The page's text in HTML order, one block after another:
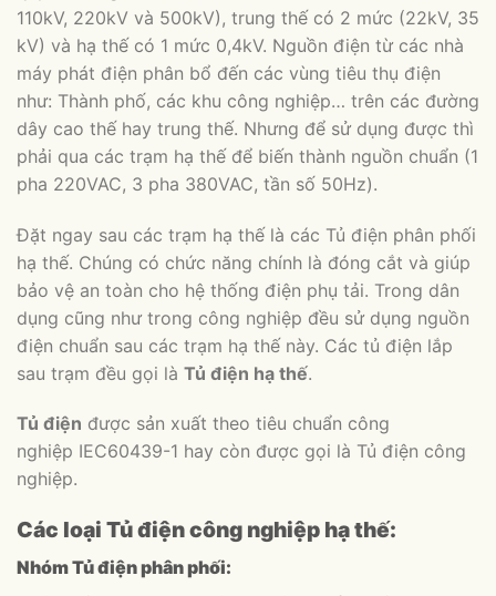
110kV, 220kV và 500kV), trung thế có 2 mức (22kV, 35
kV) và hạ thế có 1 mức 0,4kV. Nguồn điện từ các nhà
máy phát điện phân bổ đến các vùng tiêu thụ điện
như: Thành phố, các khu công nghiệp… trên các đường
dây cao thế hay trung thế. Nhưng để sử dụng được thì
phải qua các trạm hạ thế để biến thành nguồn chuẩn (1
pha 220VAC, 3 pha 380VAC, tần số 50Hz).
Đặt ngay sau các trạm hạ thế là các Tủ điện phân phối
hạ thế. Chúng có chức năng chính là đóng cắt và giúp
bảo vệ an toàn cho hệ thống điện phụ tải. Trong dân
dụng cũng như trong công nghiệp đều sử dụng nguồn
điện chuẩn sau các trạm hạ thế này. Các tủ điện lắp
sau trạm đều gọi là Tủ điện hạ thế.
Tủ điện được sản xuất theo tiêu chuẩn công
nghiệp IEC60439-1 hay còn được gọi là Tủ điện công
nghiệp.
Các loại Tủ điện công nghiệp hạ thế:
Nhóm Tủ điện phân phối: